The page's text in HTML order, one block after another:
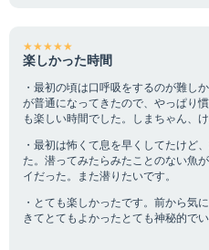
★★★★★
楽しかった時間
・最初の頃は口呼吸をするのが難し
が普通になってきたので、やっぱり
も楽しい時間でした。しまちゃん、
・最初は怖くて息を早くしてたけど
た。潜ってみたらみたことのない魚
イだった。また潜りたいです。
・とても楽しかったです。前から気
きてとてもよかったとても神秘的で